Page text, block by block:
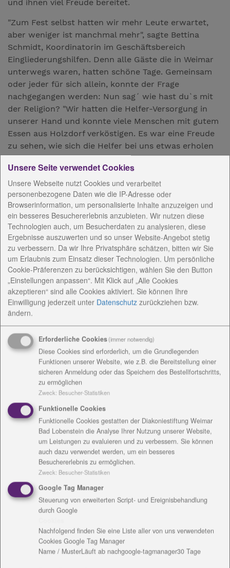
und ihnen viel Freude bereitet.
"Zum Fest selbst hatten wir mehr Leute erwartet,
aber weniger ist manchmal mehr", sagte Bettina
Schmidt, Koordinatorin im Geschäftsbereich
Eingliederungshilfen. Denn alle Gäste die in Weimar
unterwegs waren, hatten schöne Tage. Gemeinsam
oder jeder für sich allein, konnte der Frage
nachgegangen werden: Nun sag´ wie hast du`s mit
der Religion? "Wir hatten die Helfer-Versorgung in
unserer Hand und konnte viele Menschen mit gutem
Essen aus Holzdorf verköstigen. Es war eine Freude
zu sehen, wie sich die Helfer bei uns etwas erholen
konnten und in Ruhe die Mahlzeiten verbracht
haben. Dabei gab es zahlreiche Möglichkeiten sich
über Gott und die Welt auszutauschen", so Frau
Schmidt
Die Andachten wurden von der Trommelgruppe der
Saalfelder Werkstätten begleitet und auch der Circus
Bombastico war auf dem Gelände unterwegs. Die
Mitmachangebote, Workshops zum Leben im Alter
und auch der Werkstattladen-Stand rundeten das
Bild vom Diakonie-Dorf ab.
DANKE FÜR DEN KIRCHENTAG AUF DEM WEG
Henrich Herbst, Superintendent:Der Kirchentag auf
dem Weg unter unserem Jahresmotto „Nun sag, wie
hast Du´s mit der Religion“ liegt hinter uns. Auch
wenn die Erwartungen über die Anzahl der
Teilnehmenden vom Veranstalter viel zu hoch
geschraubt waren, liegen doch schöne,
ereignisreiche und intensive Tage hinter uns. Das
alles so gut gelungen ist, verdanken wir auch einer
großen Zahl von Helfenden im Ehrenamt,
Pfarrerinnen und Pfarrern, Mitarbeitenden im
Verkündigungsdienst und der Verwaltung. Ihnen allen
danke ich für die Unterstützung des Kirchentages,
für den Einsatz Ihrer Zeit und Kraft und für Ihre
Ideen. Der Kirchentag hat dazu beigetragen, Lebens-
und Glaubensfragen ins Gespräch zu bringen. Es
geschätzten 5.000 Teilnehmenden gute
Gastgeberinnen und Gastgeber waren.
Unsere Seite verwendet Cookies
Unsere Webseite nutzt Cookies und verarbeitet
personenbezogene Daten wie die IP-Adresse oder
Browserinformation, um personalisierte Inhalte anzuzeigen und
ein besseres Besuchererlebnis anzubieten. Wir nutzen diese
Technologien auch, um Besucherdaten zu analysieren, diese
Ergebnisse auszuwerten und so unser Website-Angebot stetig
zu verbessern. Da wir Ihre Privatsphäre schätzen, bitten wir Sie
um Erlaubnis zum Einsatz dieser Technologien. Um persönliche
Cookie-Präferenzen zu berücksichtigen, wählen Sie den Button
„Einstellungen anpassen“. Mit Klick auf „Alle Cookies
akzeptieren“ sind alle Cookies aktiviert. Sie können Ihre
Einwilligung jederzeit unter Datenschutz zurückziehen bzw.
ändern.
Erforderliche Cookies(immer notwendig)
Diese Cookies sind erforderlich, um die Grundlegenden
Funktionen unserer Website, wie z.B. die Bereitstellung einer
sicheren Anmeldung oder das Speichern des Bestellfortschritts,
zu ermöglichen
Zweck: Besucher-Statistiken
Funktionelle Cookies
Funktionelle Cookies gestatten der Diakoniestiftung Weimar
Bad Lobenstein die Analyse Ihrer Nutzung unserer Website,
um Leistungen zu evaluieren und zu verbessern. Sie können
auch dazu verwendet werden, um ein besseres
Besuchererlebnis zu ermöglichen.
Zweck: Besucher-Statistiken
Google Tag Manager
Steuerung von erweiterten Script- und Ereignisbehandlung
durch Google
Nachfolgend finden Sie eine Liste aller von uns verwendeten
Cookies Google Tag Manager
Name / MusterLäuft ab nachgoogle-tagmanager30 Tage